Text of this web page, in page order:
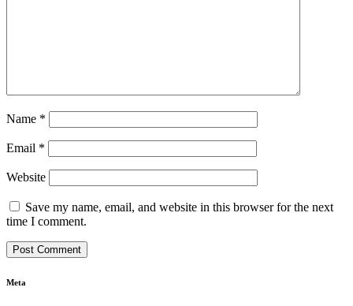
Name *
Email *
Website
Save my name, email, and website in this browser for the next
time I comment.
Meta